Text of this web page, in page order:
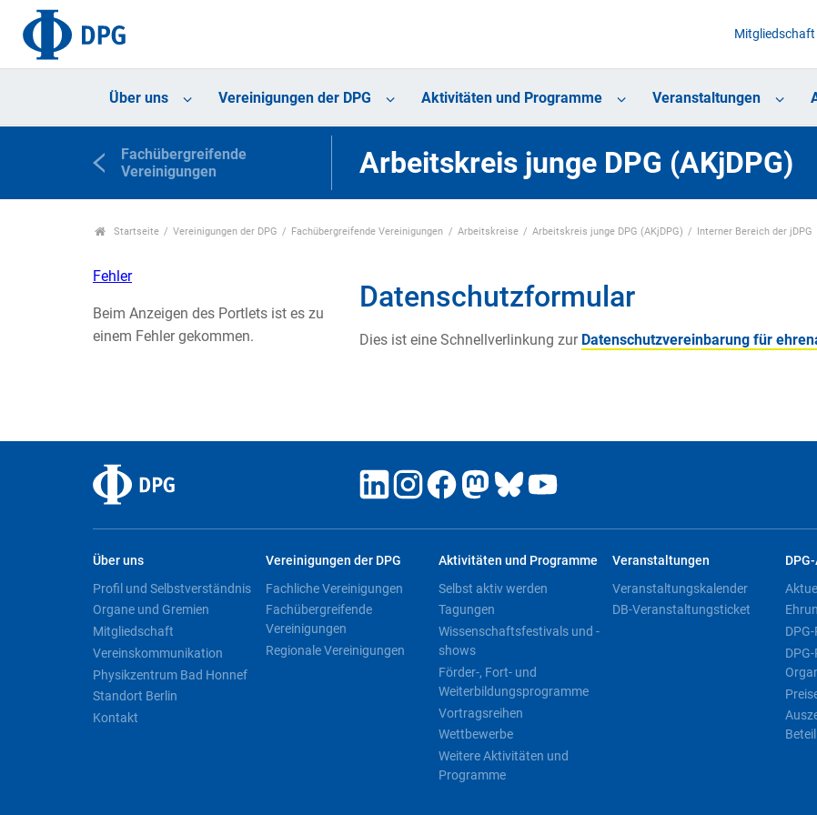
Mitgliedschaft
Über uns Vereinigungen der DPG Aktivitäten und Programme Veranstaltungen
Fachübergreifende
Vereinigungen
Arbeitskreis junge DPG (AKjDPG)
Startseite Vereinigungen der DPG Fachübergreifende Vereinigungen Arbeitskreise Arbeitskreis junge DPG (AKjDPG) Interner Bereich der jDPG
Fehler
Beim Anzeigen des Portlets ist es zu
einem Fehler gekommen.
Datenschutzformular
Dies ist eine Schnellverlinkung zur Datenschutzvereinbarung für
Über uns
Profil und Selbstverständnis
Organe und Gremien
Mitgliedschaft
Vereinskommunikation
Physikzentrum Bad Honnef
Standort Berlin
Kontakt
Vereinigungen der DPG
Fachliche Vereinigungen
Fachübergreifende
Vereinigungen
Regionale Vereinigungen
Aktivitäten und Programme
Selbst aktiv werden
Tagungen
Wissenschaftsfestivals und -
shows
Förder-, Fort- und
Weiterbildungsprogramme
Vortragsreihen
Wettbewerbe
Weitere Aktivitäten und
Programme
Veranstaltungen
Veranstaltungskalender
DB-Veranstaltungsticket